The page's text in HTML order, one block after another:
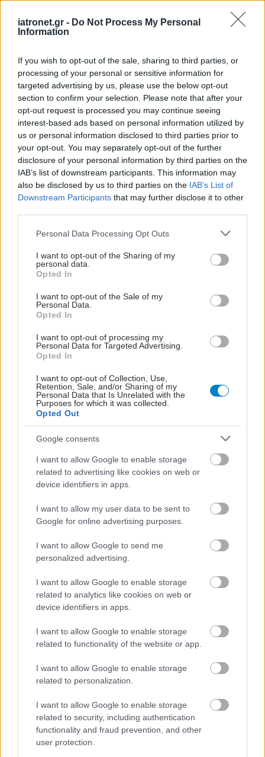
iatronet.gr - Do Not Process My Personal
Information
If you wish to opt-out of the sale, sharing to third parties, or
processing of your personal or sensitive information for
targeted advertising by us, please use the below opt-out
section to confirm your selection. Please note that after your
opt-out request is processed you may continue seeing
interest-based ads based on personal information utilized by
us or personal information disclosed to third parties prior to
your opt-out. You may separately opt-out of the further
disclosure of your personal information by third parties on the
IAB’s list of downstream participants. This information may
also be disclosed by us to third parties on the IAB’s List of
Downstream Participants that may further disclose it to other
Please note that this website/app uses one or more Google
not limited to your visit or usage behaviour. You may click to
grant or deny consent to Google and its third-party tags to
use your data for below specified purposes in below Google
consent section.
Personal Data Processing Opt Outs
I want to opt-out of the Sharing of my
personal data.
Opted In
I want to opt-out of the Sale of my
Personal Data.
Opted In
I want to opt-out of processing my
Personal Data for Targeted Advertising.
Opted In
I want to opt-out of Collection, Use,
Retention, Sale, and/or Sharing of my
Personal Data that Is Unrelated with the
Purposes for which it was collected.
Opted Out
Google consents
I want to allow Google to enable storage
related to advertising like cookies on web or
device identifiers in apps.
I want to allow my user data to be sent to
Google for online advertising purposes.
I want to allow Google to send me
personalized advertising.
I want to allow Google to enable storage
related to analytics like cookies on web or
device identifiers in apps.
I want to allow Google to enable storage
related to functionality of the website or app.
I want to allow Google to enable storage
related to personalization.
I want to allow Google to enable storage
related to security, including authentication
functionality and fraud prevention, and other
user protection.